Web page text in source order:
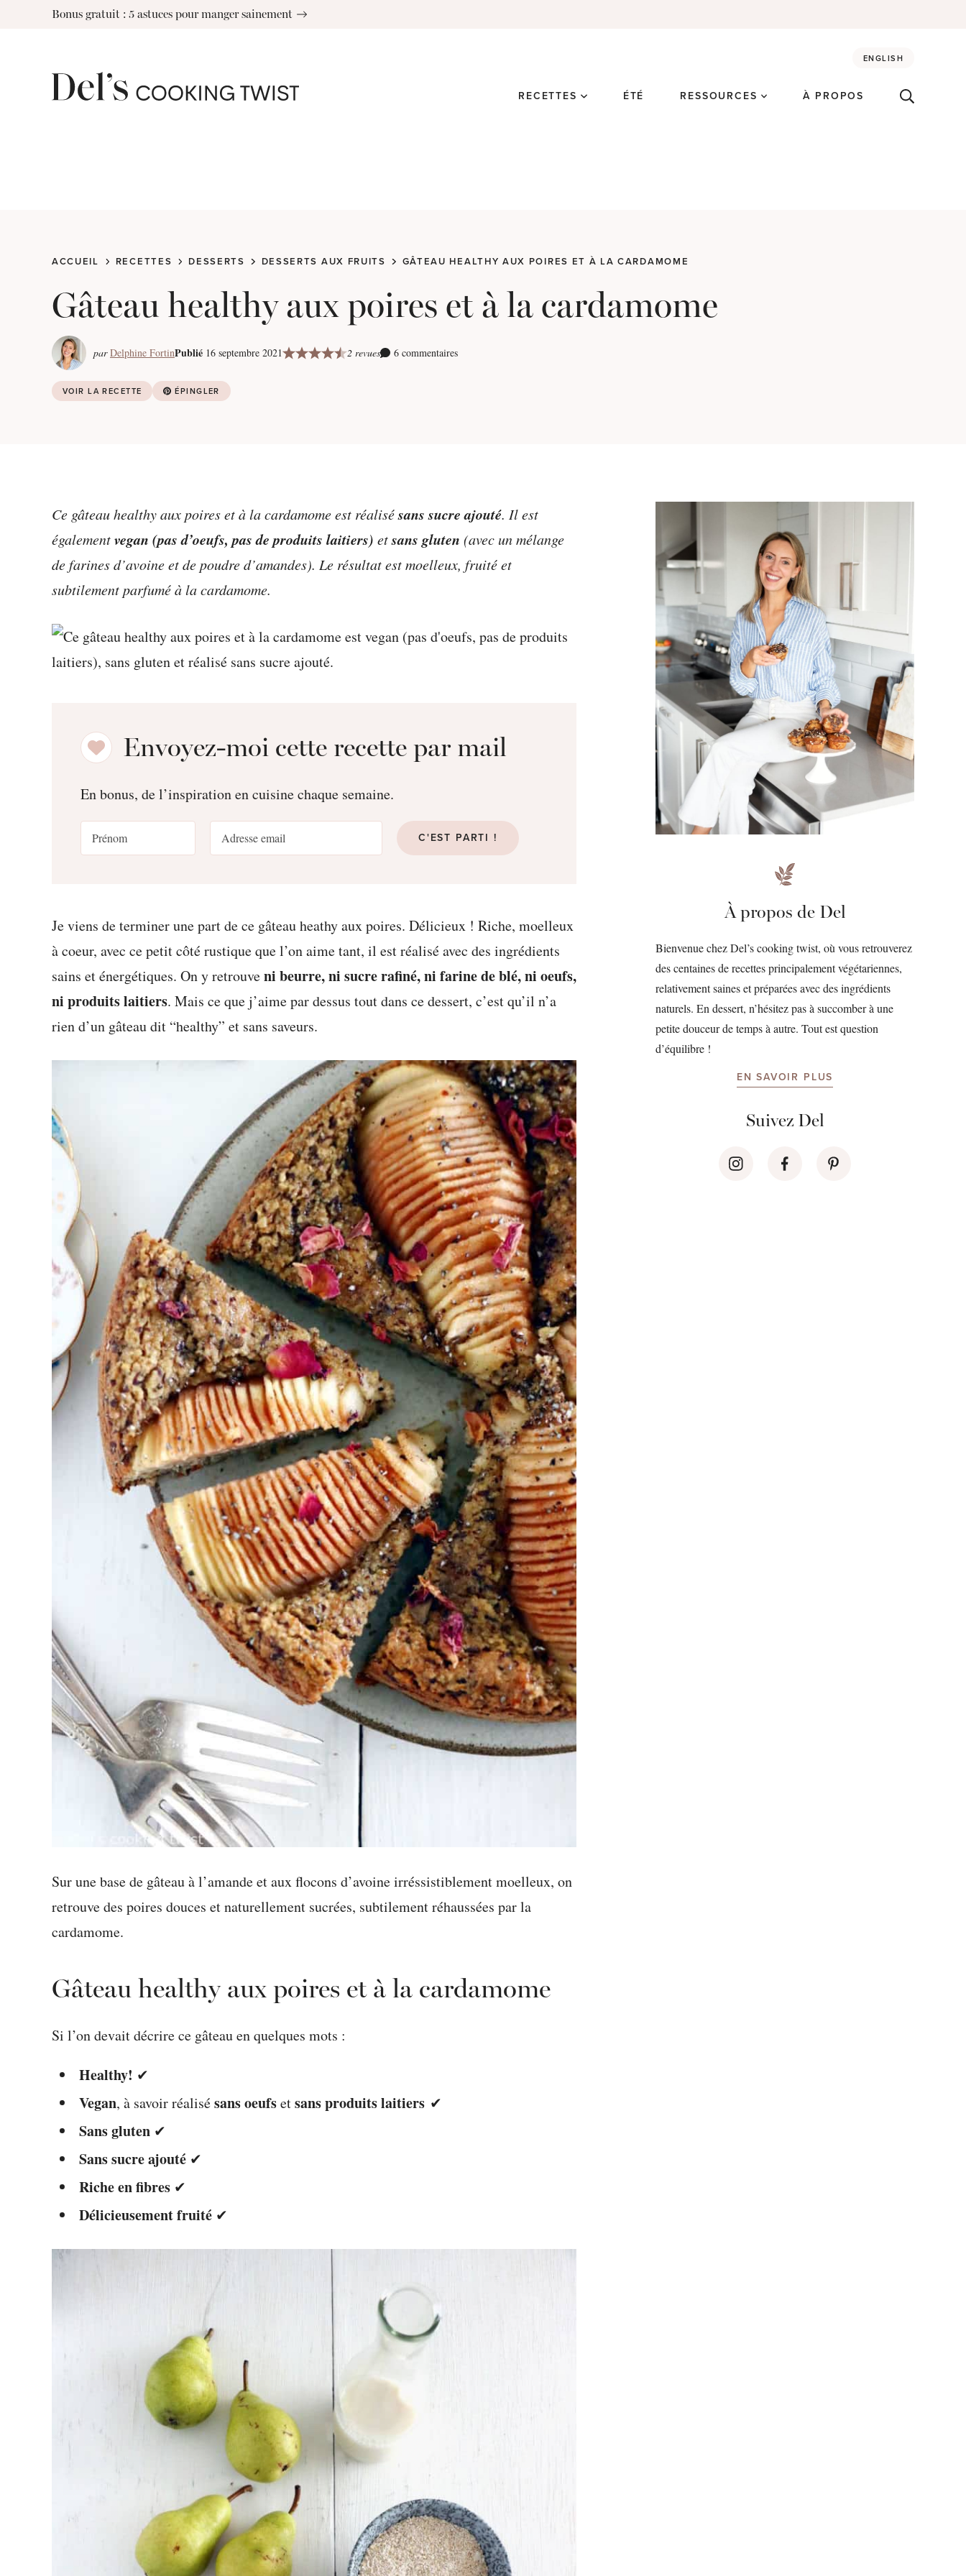
Bonus gratuit : 5 astuces pour manger sainement
ENGLISH
RECETTES ÉTÉ RESSOURCES À PROPOS
ACCUEIL RECETTES DESSERTS DESSERTS AUX FRUITS GÂTEAU HEALTHY AUX POIRES ET À LA CARDAMOME
Gâteau healthy aux poires et à la cardamome
par Delphine FortinPublié 16 septembre 2021 2 revues 6 commentaires
VOIR LA RECETTE ÉPINGLER
Ce gâteau healthy aux poires et à la cardamome est réalisésans sucre ajouté. Il est
égalementvegan (pas d’oeufs, pas de produits laitiers) etsans gluten (avec un mélange
de farines d’avoine et de poudre d’amandes). Le résultat est moelleux, fruité et
subtilement parfumé à la cardamome.
Envoyez-moi cette recette par mail
En bonus, de l’inspiration en cuisine chaque semaine.
C'EST PARTI !
Je viens de terminer une part de ce gâteau heathy aux poires. Délicieux ! Riche, moelleux
à coeur, avec ce petit côté rustique que l’on aime tant, il est réalisé avec des ingrédients
sains et énergétiques. On y retrouveni beurre, ni sucre rafiné, ni farine de blé, ni oeufs,
ni produits laitiers. Mais ce que j’aime par dessus tout dans ce dessert, c’est qu’il n’a
rien d’un gâteau dit “healthy” et sans saveurs.
Sur une base de gâteau à l’amande et aux flocons d’avoine irréssistiblement moelleux, on
retrouve des poires douces et naturellement sucrées, subtilement réhaussées par la
cardamome.
Gâteau healthy aux poires et à la cardamome
Si l’on devait décrire ce gâteau en quelques mots :
Healthy! ✔
Vegan, à savoir réalisésans oeufsetsans produits laitiers ✔
Sans gluten ✔
Sans sucre ajouté ✔
Riche en fibres ✔
Délicieusement fruité ✔
À propos de Del
Bienvenue chez Del’s cooking twist, où vous retrouverez
des centaines de recettes principalement végétariennes,
relativement saines et préparées avec des ingrédients
naturels. En dessert, n’hésitez pas à succomber à une
petite douceur de temps à autre. Tout est question
d’équilibre !
EN SAVOIR PLUS
Suivez Del